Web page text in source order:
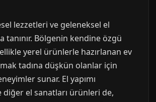
lezzetleri ve geleneksel el
tanınır. Bölgenin kendine özgü
yerel ürünlerle hazırlanan ev
tadına düşkün olanlar için
sunar. El yapımı
diğer el sanatları ürünleri de,